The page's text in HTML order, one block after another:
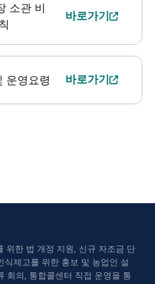
소관 비
바로가기
운영요령 바로가기
위한 법 개정 지원, 신규 자조금 단
식제고를 위한 홍보 및 농업인 설
회의, 통합콜센터 직접 운영을 통